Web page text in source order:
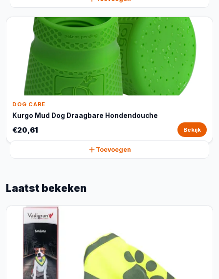
DOG CARE
Kurgo Mud Dog Draagbare Hondendouche
€20,61 Bekijk
Toevoegen
Laatst bekeken